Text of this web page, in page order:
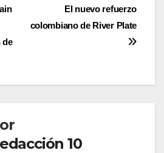
El nuevo refuerzo
colombiano de River Plate
de
10